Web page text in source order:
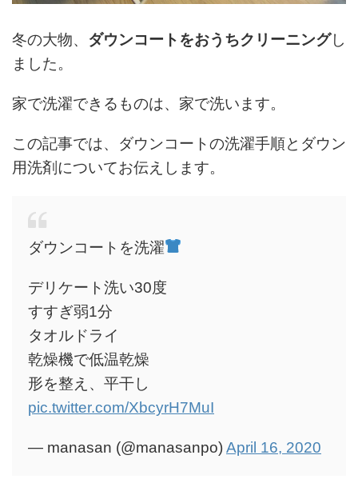
冬の大物、 ダウンコートをおうちクリーニングし
ました。
家で洗濯できるものは、家で洗います。
この記事では、ダウンコートの洗濯手順とダウン
用洗剤についてお伝えします。
ダウンコートを洗濯
デリケート洗い30度
すすぎ弱1分
タオルドライ
乾燥機で低温乾燥
形を整え、平干し
pic.twitter.com/XbcyrH7MuI
— manasan (@manasanpo)April 16, 2020